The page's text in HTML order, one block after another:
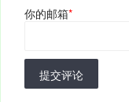
你的邮箱*
提交评论